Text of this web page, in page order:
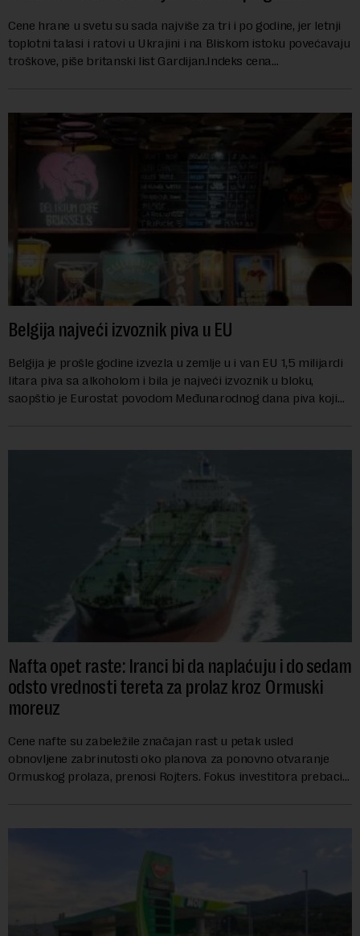
Cene hrane u svetu su sada najviše za tri i po godine, jer letnji
toplotni talasi i ratovi u Ukrajini i na Bliskom istoku povećavaju
troškove, piše britanski list Gardijan.Indeks cena
Belgija najveći izvoznik piva u EU
Belgija je prošle godine izvezla u zemlje u i van EU 1,5 milijardi
litara piva sa alkoholom i bila je najveći izvoznik u bloku,
saopštio je Eurostat povodom Međunarodnog dana piva koji
Nafta opet raste: Iranci bi da naplaćuju i do sedam
odsto vrednosti tereta za prolaz kroz Ormuski
moreuz
Cene nafte su zabeležile značajan rast u petak usled
obnovljene zabrinutosti oko planova za ponovno otvaranje
Ormuskog prolaza, prenosi Rojters. Fokus investitora prebacio